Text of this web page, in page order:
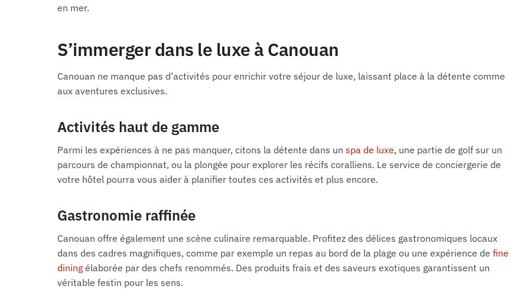
en mer.
S’immerger dans le luxe à Canouan
Canouan ne manque pas d’activités pour enrichir votre séjour de luxe, laissant place à la détente comme
aux aventures exclusives.
Activités haut de gamme
Parmi les expériences à ne pas manquer, citons la détente dans un spa de luxe, une partie de golf sur un
parcours de championnat, ou la plongée pour explorer les récifs coralliens. Le service de conciergerie de
votre hôtel pourra vous aider à planifier toutes ces activités et plus encore.
Gastronomie raffinée
Canouan offre également une scène culinaire remarquable. Profitez des délices gastronomiques locaux
dans des cadres magnifiques, comme par exemple un repas au bord de la plage ou une expérience de fine
dining élaborée par des chefs renommés. Des produits frais et des saveurs exotiques garantissent un
véritable festin pour les sens.